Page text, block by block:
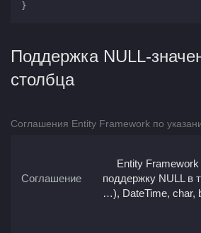
Поддержка NULL-
столбца
Соглашения Entity Framework по
Соглашение
Entity
поддержку NULL в
…), DateTime, char,